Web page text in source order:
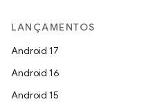
LANÇAMENTOS
Android 17
Android 16
Android 15